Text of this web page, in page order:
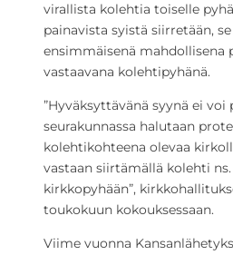
virallista kolehtia toiselle
painavista syistä siirretään,
ensimmäisenä mahdollisena
vastaavana kolehtipyhänä.
”Hyväksyttävänä syynä ei voi
seurakunnassa halutaan
kolehtikohteena olevaa
vastaan siirtämällä kolehti
kirkkopyhään”,
toukokuun kokouksessaan.
Viime vuonna